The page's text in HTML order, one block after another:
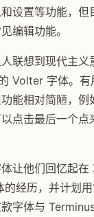
设置等功能，但
编辑功能。
联想到现代主义
Volter 字体。有
能相对简陋，例
点击最后一个点
让他们回忆起
经历，并计划
字体与